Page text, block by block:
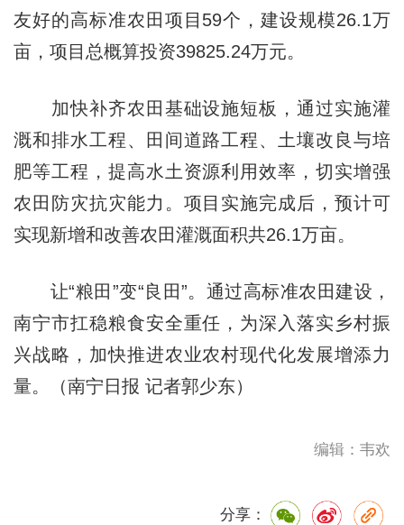
友好的高标准农田项目59个，建设规模26.1万
亩，项目总概算投资39825.24万元。
加快补齐农田基础设施短板，通过实施灌
溉和排水工程、田间道路工程、土壤改良与培
肥等工程，提高水土资源利用效率，切实增强
农田防灾抗灾能力。项目实施完成后，预计可
实现新增和改善农田灌溉面积共26.1万亩。
让“粮田”变“良田”。通过高标准农田建设，
南宁市扛稳粮食安全重任，为深入落实乡村振
兴战略，加快推进农业农村现代化发展增添力
量。（南宁日报 记者郭少东）
编辑：韦欢
分享：